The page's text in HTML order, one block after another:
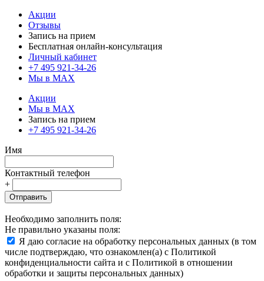
Акции
Отзывы
Запись на прием
Бесплатная онлайн-консультация
Личный кабинет
+7 495 921-34-26
Мы в MAX
Акции
Мы в MAX
Запись на прием
+7 495 921-34-26
Имя
Контактный телефон
+
Отправить
Необходимо заполнить поля:
Не правильно указаны поля:
Я даю согласие на обработку персональных данных (в том
числе подтверждаю, что ознакомлен(а) с Политикой
конфиденциальности сайта и с Политикой в отношении
обработки и защиты персональных данных)